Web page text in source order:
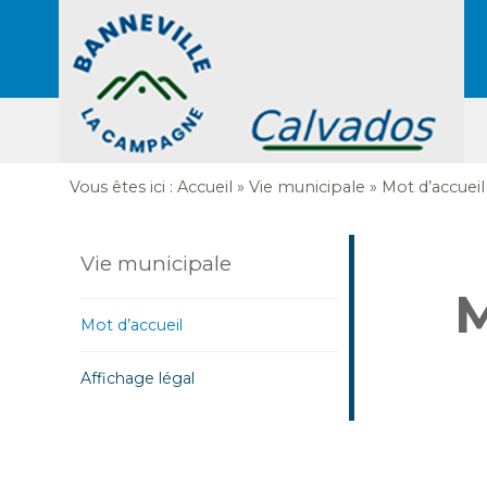
Vous êtes ici : Accueil » Vie municipale » Mot d’accueil
Vie municipale
Mot d’accueil
Affichage légal